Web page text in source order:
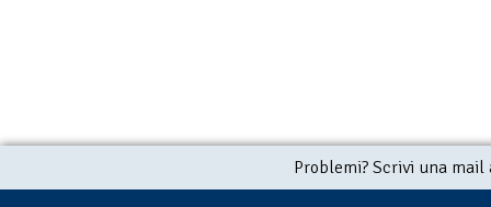
Problemi? Scrivi una